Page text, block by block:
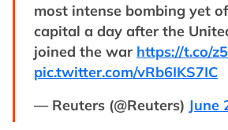
most intense bombing yet
capital a day after the
joined the war https://t.co/
pic.twitter.com/vRb6IKS7IC
— Reuters (@Reuters) June